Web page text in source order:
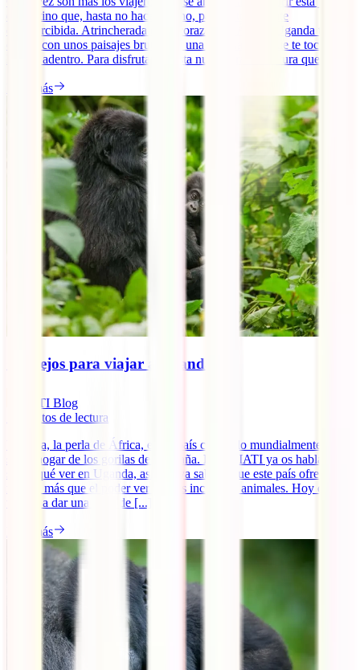
de destino que, hasta no hace mucho, pasaba totalmente
desapercibida. Atrincherada en el corazón de África, Uganda te
espera con unos paisajes brutales y una vida salvaje que te tocará en
lo más adentro. Para disfrutar de esta nueva gran aventura que [...]
Leer más
Consejos para viajar a Uganda
IATI Blog
minutos de lectura
Uganda, la perla de África, es un país conocido mundialmente por
ser el hogar de los gorilas de montaña. Desde IATI ya os hablamos
sobre qué ver en Uganda, así que ya sabréis que este país ofrece
mucho más que el poder ver a estos increíbles animales. Hoy os
vamos a dar una serie de [...]
Leer más